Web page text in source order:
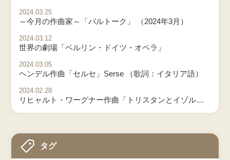
2024.03.25
～今月の作曲家～「バルトーク」 （2024年3月）
2024.03.12
世界の劇場「ベルリン・ドイツ・オペラ」
2024.03.05
ヘンデル作曲「セルセ」Serse （歌詞：イタリア語）
2024.02.28
リヒャルト・ワーグナー作曲「トリスタンとイゾルデ」 Tristan und Isolde Vol.3
タグ